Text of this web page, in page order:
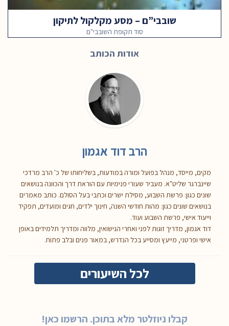
שובבי”ם – מסע מקלקול לתיקון
סוד תקופת השובבי"ם
אודות הכותב
הרב דוד אגמון
מקים, מייסד, מנהל בפועל ומורה במודעות, בשליחותו של כ' הרב מרדכי
שיינברגר שליט"א. מעביר שעורי פנימיות עם הוראת דרך והכוונה בנושאים
שונים כגון: פרשת השבוע, מסילת ישרים וכתבי בעל הסולם. כותב מאמרים
בנושאים שונים כגון: מהות חודשי השנה, חינוך ילדים, חגים ומועדים, תפקיד
וייעוד אישי, פרשת השבוע ועוד.
דוד אגמון, מדריך זוגות לפני ואחרי הנישואין, מלווה ומדריך תלמידים באופן
אישי ופרטני, מייעץ ומסייע בכל הנדרש, במאור פנים ובלב פתוח.
לכל השיעורים
קבלו ניוזלטר מלא בתוכן. הרשמו כאן!